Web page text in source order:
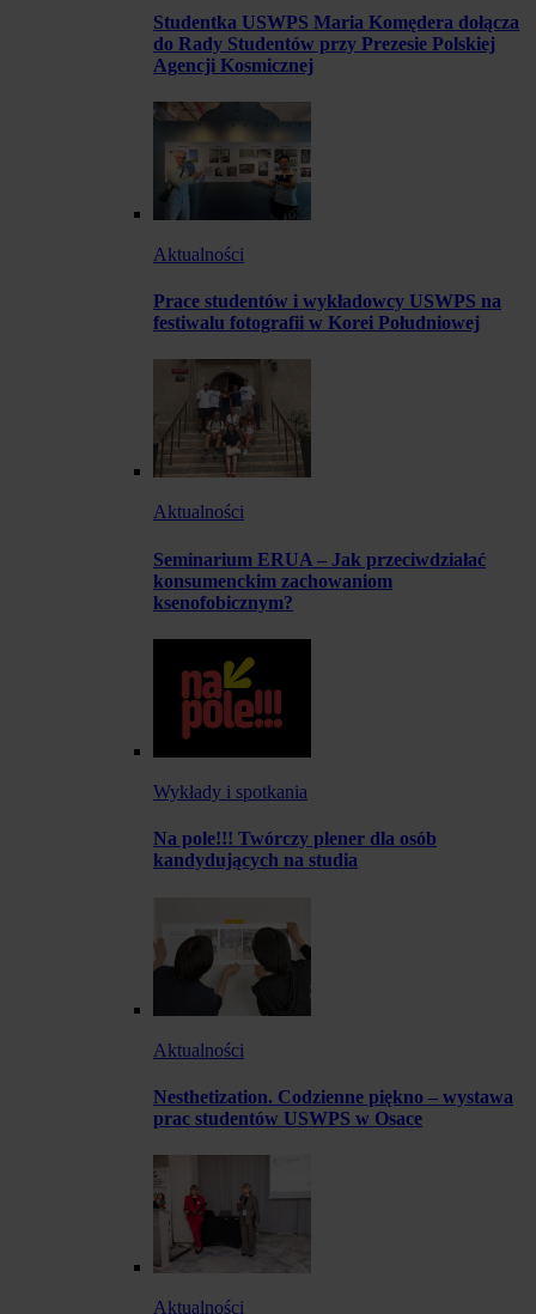
Studentka USWPS Maria Komędera dołącza
do Rady Studentów przy Prezesie Polskiej
Agencji Kosmicznej
Aktualności
Prace studentów i wykładowcy USWPS na
festiwalu fotografii w Korei Południowej
Aktualności
Seminarium ERUA – Jak przeciwdziałać
konsumenckim zachowaniom
ksenofobicznym?
Wykłady i spotkania
Na pole!!! Twórczy plener dla osób
kandydujących na studia
Aktualności
Nesthetization. Codzienne piękno – wystawa
prac studentów USWPS w Osace
Aktualności